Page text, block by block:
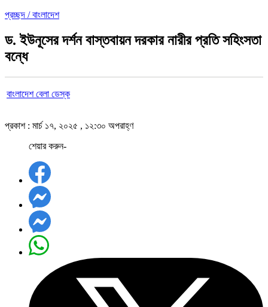
প্রচ্ছদ /বাংলাদেশ
ড. ইউনূসের দর্শন বাস্তবায়ন দরকার নারীর প্রতি সহিংসতা
বন্ধে
বাংলাদেশ বেলা ডেস্ক
প্রকাশ : মার্চ ১৭, ২০২৫ , ১২:৩০ অপরাহ্ণ
শেয়ার করুন-